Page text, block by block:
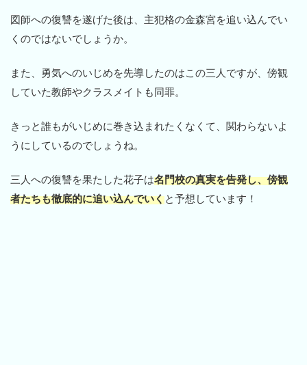
図師への復讐を遂げた後は、主犯格の金森宮を追い込んでい
くのではないでしょうか。
また、勇気へのいじめを先導したのはこの三人ですが、傍観
していた教師やクラスメイトも同罪。
きっと誰もがいじめに巻き込まれたくなくて、関わらないよ
うにしているのでしょうね。
三人への復讐を果たした花子は名門校の真実を告発し、傍観
者たちも徹底的に追い込んでいくと予想しています！